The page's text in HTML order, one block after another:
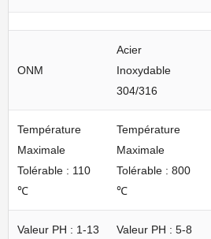
ONM
Acier
Inoxydable
304/316
Température
Maximale
Tolérable : 110
℃
Température
Maximale
Tolérable : 800
℃
Valeur PH : 1-13 Valeur PH : 5-8